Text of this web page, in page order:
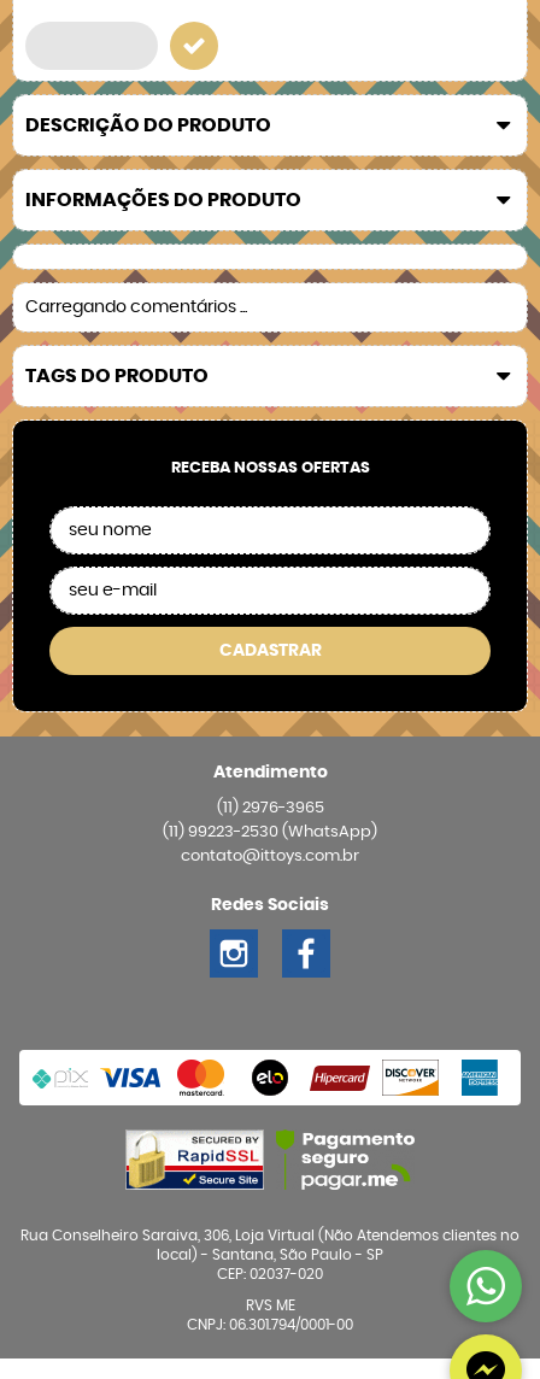
DESCRIÇÃO DO PRODUTO
INFORMAÇÕES DO PRODUTO
Carregando comentários ...
TAGS DO PRODUTO
RECEBA NOSSAS OFERTAS
CADASTRAR
Atendimento
(11)2976-3965
(11) 99223-2530 (WhatsApp)
contato@ittoys.com.br
Redes Sociais
Rua Conselheiro Saraiva, 306, Loja Virtual (Não Atendemos clientes no
local) - Santana, São Paulo - SP
CEP: 02037-020
RVS ME
CNPJ: 06.301.794/0001-00